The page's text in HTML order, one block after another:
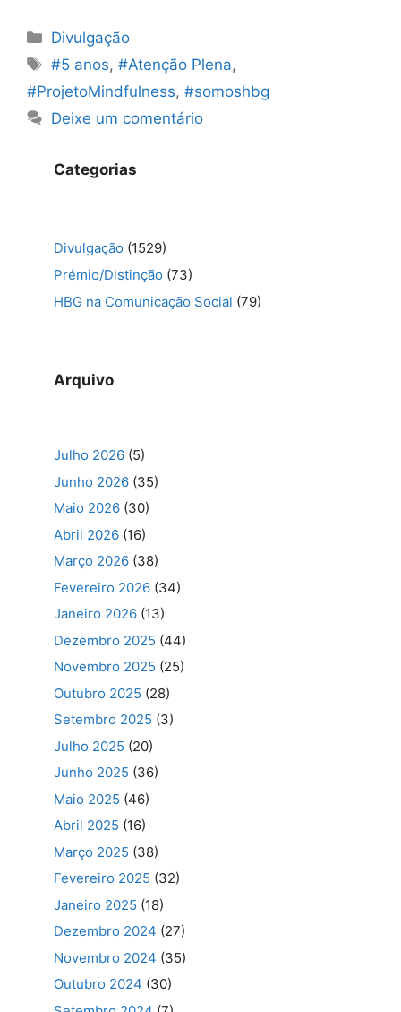
Categorias
Divulgação
Etiquetas
#5 anos,#Atenção Plena,
#ProjetoMindfulness, #somoshbg
Deixe um comentário
Categorias
Divulgação (1529)
Prémio/Distinção (73)
HBG na Comunicação Social (79)
Arquivo
Julho 2026 (5)
Junho 2026 (35)
Maio 2026 (30)
Abril 2026 (16)
Março 2026 (38)
Fevereiro 2026 (34)
Janeiro 2026 (13)
Dezembro 2025 (44)
Novembro 2025 (25)
Outubro 2025 (28)
Setembro 2025 (3)
Julho 2025 (20)
Junho 2025 (36)
Maio 2025 (46)
Abril 2025 (16)
Março 2025 (38)
Fevereiro 2025 (32)
Janeiro 2025 (18)
Dezembro 2024 (27)
Novembro 2024 (35)
Outubro 2024 (30)